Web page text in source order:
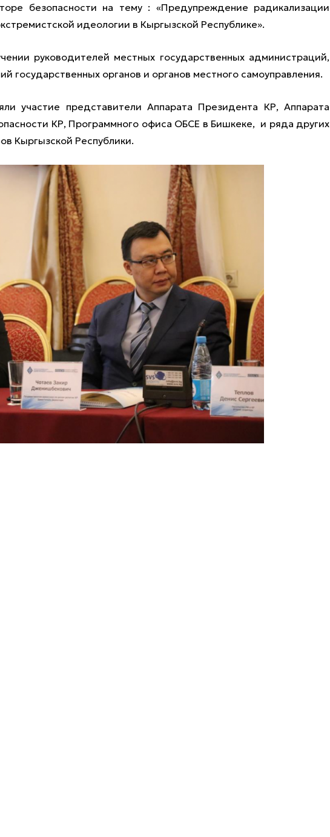
безопасности на тему : «Предупреждение радикализации
идеологии в Кыргызской Республике».
руководителей местных государственных администраций,
государственных органов и органов местного самоуправления.
участие представители Аппарата Президента КР, Аппарата
КР, Программного офиса ОБСЕ в Бишкеке, и ряда других
Кыргызской Республики.